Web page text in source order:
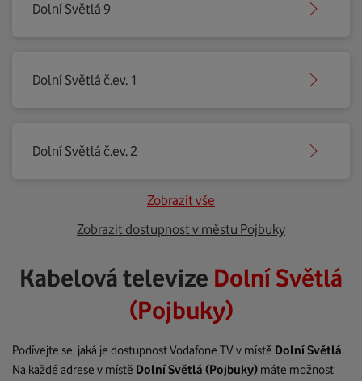
Dolní Světlá 9
Dolní Světlá č.ev. 1
Dolní Světlá č.ev. 2
Zobrazit vše
Zobrazit dostupnost v městu Pojbuky
Kabelová televize Dolní Světlá
(Pojbuky)
Podívejte se, jaká je dostupnost Vodafone TV v místě Dolní Světlá.
Na každé adrese v místě Dolní Světlá (Pojbuky) máte možnost